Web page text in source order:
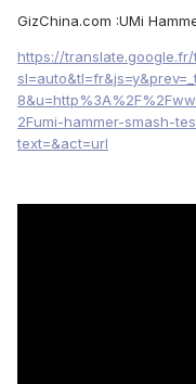
GizChina.com :UMi
https://
2Fumi-hammer-smash-
text=&act=url